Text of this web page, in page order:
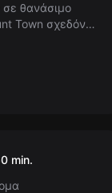
σε θανάσιμο
Town σχεδόν
το μυστήριο και
min.